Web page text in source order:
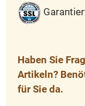
Haben Sie
Artikeln?
für Sie da.